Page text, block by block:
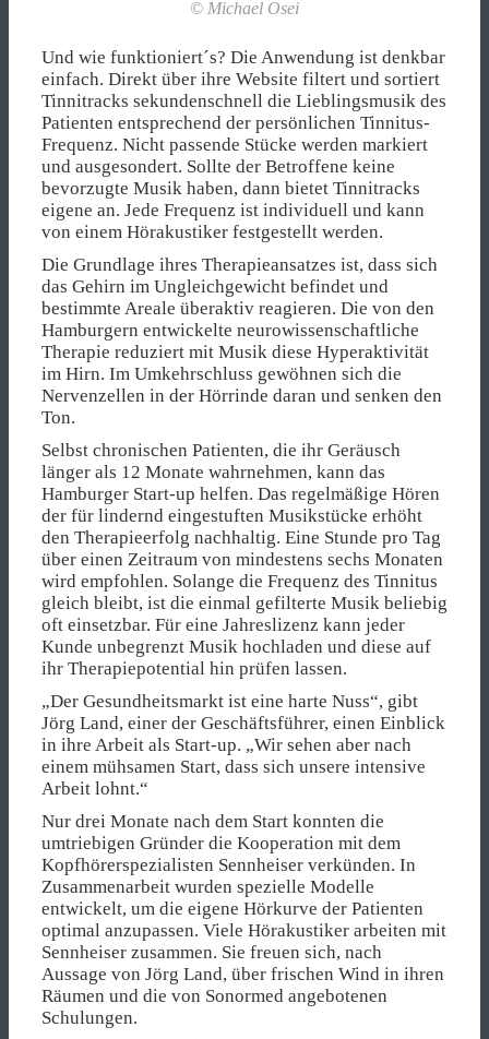
© Michael Osei
Und wie funktioniert´s? Die Anwendung ist denkbar
einfach. Direkt über ihre Website filtert und sortiert
Tinnitracks sekundenschnell die Lieblingsmusik des
Patienten entsprechend der persönlichen Tinnitus-
Frequenz. Nicht passende Stücke werden markiert
und ausgesondert. Sollte der Betroffene keine
bevorzugte Musik haben, dann bietet Tinnitracks
eigene an. Jede Frequenz ist individuell und kann
von einem Hörakustiker festgestellt werden.
Die Grundlage ihres Therapieansatzes ist, dass sich
das Gehirn im Ungleichgewicht befindet und
bestimmte Areale überaktiv reagieren. Die von den
Hamburgern entwickelte neurowissenschaftliche
Therapie reduziert mit Musik diese Hyperaktivität
im Hirn. Im Umkehrschluss gewöhnen sich die
Nervenzellen in der Hörrinde daran und senken den
Ton.
Selbst chronischen Patienten, die ihr Geräusch
länger als 12 Monate wahrnehmen, kann das
Hamburger Start-up helfen. Das regelmäßige Hören
der für lindernd eingestuften Musikstücke erhöht
den Therapieerfolg nachhaltig. Eine Stunde pro Tag
über einen Zeitraum von mindestens sechs Monaten
wird empfohlen. Solange die Frequenz des Tinnitus
gleich bleibt, ist die einmal gefilterte Musik beliebig
oft einsetzbar. Für eine Jahreslizenz kann jeder
Kunde unbegrenzt Musik hochladen und diese auf
ihr Therapiepotential hin prüfen lassen.
„Der Gesundheitsmarkt ist eine harte Nuss“, gibt
Jörg Land, einer der Geschäftsführer, einen Einblick
in ihre Arbeit als Start-up. „Wir sehen aber nach
einem mühsamen Start, dass sich unsere intensive
Arbeit lohnt.“
Nur drei Monate nach dem Start konnten die
umtriebigen Gründer die Kooperation mit dem
Kopfhörerspezialisten Sennheiser verkünden. In
Zusammenarbeit wurden spezielle Modelle
entwickelt, um die eigene Hörkurve der Patienten
optimal anzupassen. Viele Hörakustiker arbeiten mit
Sennheiser zusammen. Sie freuen sich, nach
Aussage von Jörg Land, über frischen Wind in ihren
Räumen und die von Sonormed angebotenen
Schulungen.